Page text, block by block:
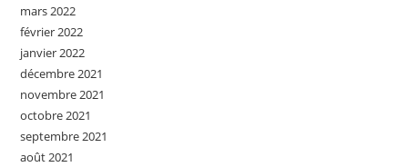
mars 2022
février 2022
janvier 2022
décembre 2021
novembre 2021
octobre 2021
septembre 2021
août 2021